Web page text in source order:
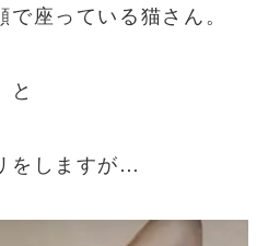
座っている猫さん。
と
をしますが…